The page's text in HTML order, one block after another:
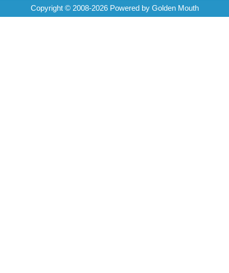
Copyright © 2008-2026 Powered by Golden Mouth